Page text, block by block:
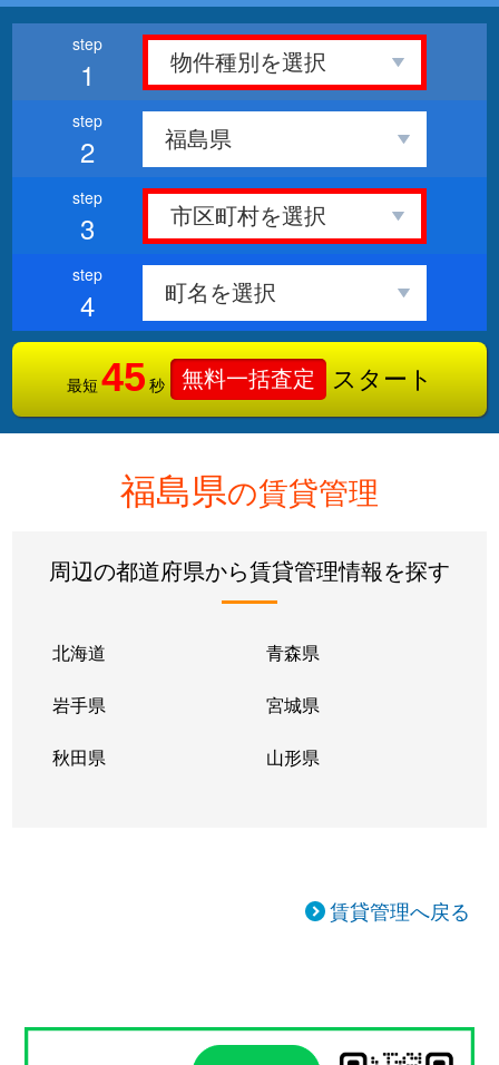
1
2
3
4
最短 45 秒 無料一括査定 スタート
福島県の賃貸管理
周辺の都道府県から賃貸管理情報を探す
北海道 青森県
岩手県 宮城県
秋田県 山形県
賃貸管理へ戻る